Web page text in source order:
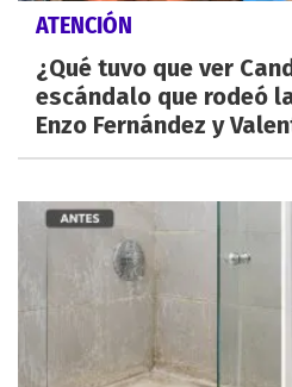
ATENCIÓN
¿Qué tuvo que ver
escándalo que rodeó
Enzo Fernández y